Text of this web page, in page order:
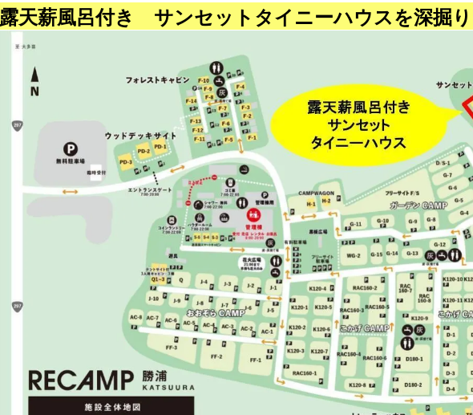
露天薪風呂付き サンセットタイニーハウスを深掘